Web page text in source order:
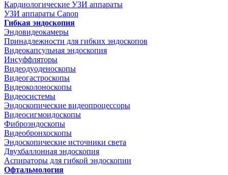
Кардиологические УЗИ аппараты
УЗИ аппараты Canon
Гибкая эндоскопия
Эндовидеокамеры
Принадлежности для гибких эндоскопов
Видеокапсульная эндоскопия
Инсуффляторы
Видеодуоденоскопы
Видеогастроскопы
Видеоколоноскопы
Видеосистемы
Эндоскопические видеопроцессоры
Видеосигмоидоскопы
Фиброэндоскопы
Видеобронхоскопы
Эндоскопические источники света
Двухбаллонная эндоскопия
Аспираторы для гибкой эндоскопии
Офтальмология